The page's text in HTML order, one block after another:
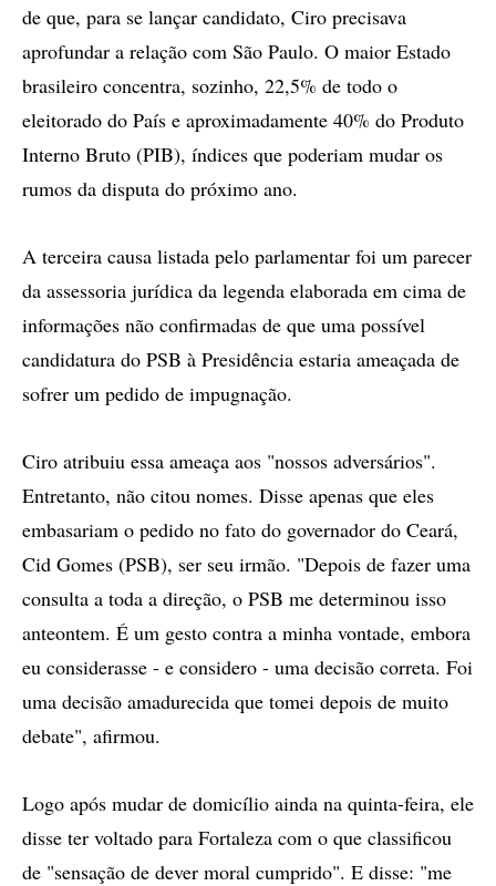
de que, para se lançar candidato, Ciro precisava
aprofundar a relação com São Paulo. O maior Estado
brasileiro concentra, sozinho, 22,5% de todo o
eleitorado do País e aproximadamente 40% do Produto
Interno Bruto (PIB), índices que poderiam mudar os
rumos da disputa do próximo ano.
A terceira causa listada pelo parlamentar foi um parecer
da assessoria jurídica da legenda elaborada em cima de
informações não confirmadas de que uma possível
candidatura do PSB à Presidência estaria ameaçada de
sofrer um pedido de impugnação.
Ciro atribuiu essa ameaça aos "nossos adversários".
Entretanto, não citou nomes. Disse apenas que eles
embasariam o pedido no fato do governador do Ceará,
Cid Gomes (PSB), ser seu irmão. "Depois de fazer uma
consulta a toda a direção, o PSB me determinou isso
anteontem. É um gesto contra a minha vontade, embora
eu considerasse - e considero - uma decisão correta. Foi
uma decisão amadurecida que tomei depois de muito
debate", afirmou.
Logo após mudar de domicílio ainda na quinta-feira, ele
disse ter voltado para Fortaleza com o que classificou
de "sensação de dever moral cumprido". E disse: "me